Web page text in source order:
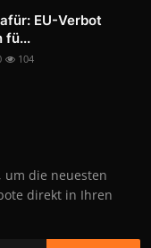
EU-Verbot
fü...
104
um die neuesten
direkt in Ihren